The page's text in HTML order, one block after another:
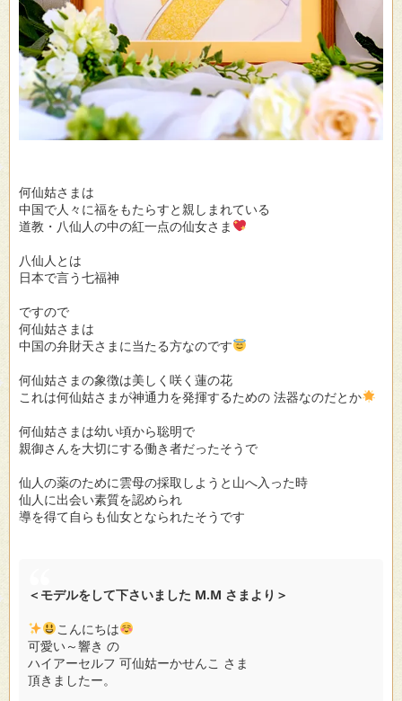
何仙姑さまは
中国で人々に福をもたらすと親しまれている
道教・八仙人の中の紅一点の仙女さま
八仙人とは
日本で言う七福神
ですので
何仙姑さまは
中国の弁財天さまに当たる方なのです
何仙姑さまの象徴は美しく咲く蓮の花
これは何仙姑さまが神通力を発揮するための 法器なのだとか
何仙姑さまは幼い頃から聡明で
親御さんを大切にする働き者だったそうで
仙人の薬のために雲母の採取しようと山へ入った時
仙人に出会い素質を認められ
導を得て自らも仙女となられたそうです
＜モデルをして下さいました M.M さまより＞
こんにちは
可愛い～響き の
ハイアーセルフ 可仙姑ーかせんこ さま
頂きましたー。